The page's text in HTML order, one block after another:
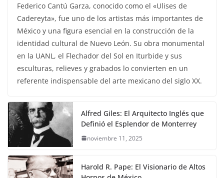
Federico Cantú Garza, conocido como el «Ulises de
Cadereyta», fue uno de los artistas más importantes de
México y una figura esencial en la construcción de la
identidad cultural de Nuevo León. Su obra monumental
en la UANL, el Flechador del Sol en Iturbide y sus
esculturas, relieves y grabados lo convierten en un
referente indispensable del arte mexicano del siglo XX.
Alfred Giles: El Arquitecto Inglés que
Definió el Esplendor de Monterrey
noviembre 11, 2025
Harold R. Pape: El Visionario de Altos